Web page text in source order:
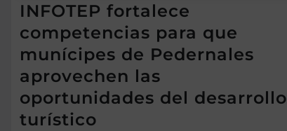
INFOTEP fortalece
competencias para que
munícipes de Pedernales
aprovechen las
oportunidades del desarrollo
turístico